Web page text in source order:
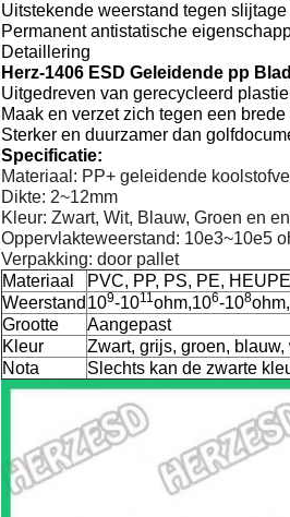
Uitstekende weerstand tegen
Permanent antistatische
Detaillering
Herz-1406 ESD Geleidende pp
Uitgedreven van gerecycleerd
Maak en verzet zich tegen een
Sterker en duurzamer dan
Specificatie:
Materiaal: PP+ geleidende
Dikte: 2~12mm
Kleur: Zwart, Wit, Blauw, Groen en
Oppervlakteweerstand: 10e3~10e5
Verpakking: door pallet
Materiaal
PVC, PP, PS, PE,
Weerstand 109-1011ohm,106-108
Grootte
Aangepast
Kleur
Zwart, grijs, groen, blauw,
Nota
Slechts kan de zwarte